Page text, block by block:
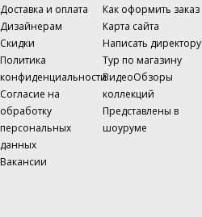
Доставка и оплата
Дизайнерам
Скидки
Политика
конфиденциальности
Согласие на
обработку
персональных
данных
Вакансии
Как оформить заказ
Карта сайта
Написать директору
Тур по магазину
ВидеоОбзоры
коллекций
Представлены в
шоуруме